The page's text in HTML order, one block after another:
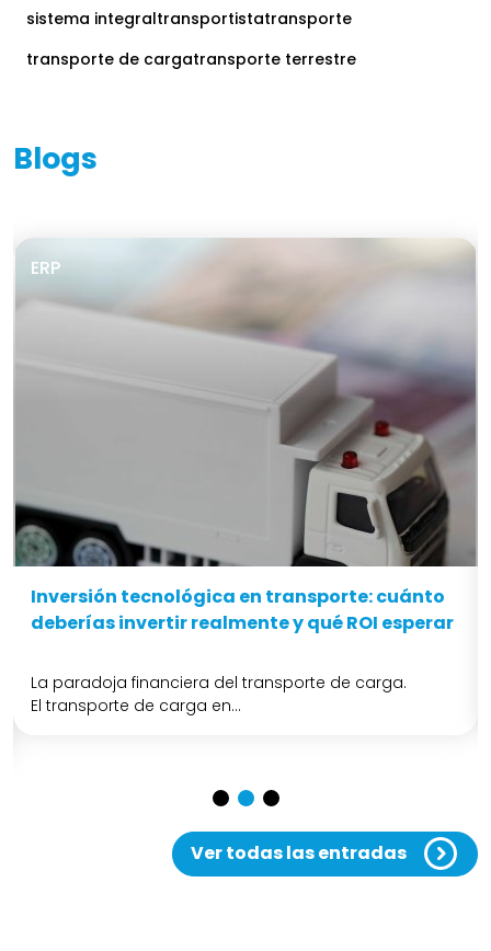
sistema integraltransportistatransporte
transporte de cargatransporte terrestre
Blogs
ERP
Inversión tecnológica en transporte: cuánto
deberías invertir realmente y qué ROI esperar
La paradoja financiera del transporte de carga.
El transporte de carga en...
Ver todas las entradas